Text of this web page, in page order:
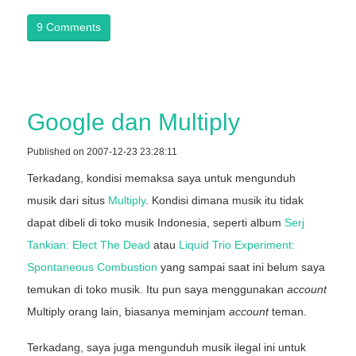
9 Comments
Google dan Multiply
Published on 2007-12-23 23:28:11
Terkadang, kondisi memaksa saya untuk mengunduh
musik dari situs Multiply. Kondisi dimana musik itu tidak
dapat dibeli di toko musik Indonesia, seperti album Serj
Tankian: Elect The Dead atau Liquid Trio Experiment:
Spontaneous Combustion yang sampai saat ini belum saya
temukan di toko musik. Itu pun saya menggunakan account
Multiply orang lain, biasanya meminjam accountteman.
Terkadang, saya juga mengunduh musik ilegal ini untuk